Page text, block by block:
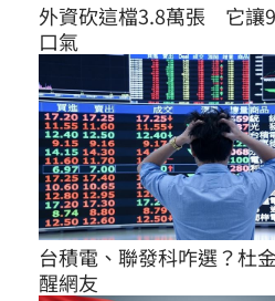
外資砍這檔3.8萬張　它讓
口氣
台積電、聯發科咋選？杜
醒網友